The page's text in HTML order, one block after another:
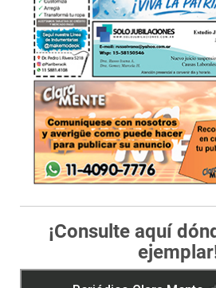
¡Consulte aquí